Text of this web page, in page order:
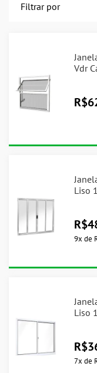
Filtrar por
Vdr
R$
Liso
R$
9x de
Liso
R$
7x de